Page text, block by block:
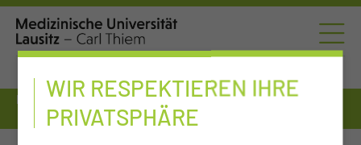
Fort- & Weiterbildung
Interprofessionelle Gesundheitsbildung
Fort- und Weiterbildungszentrum
WIR RESPEKTIEREN IHRE
PRIVATSPHÄRE